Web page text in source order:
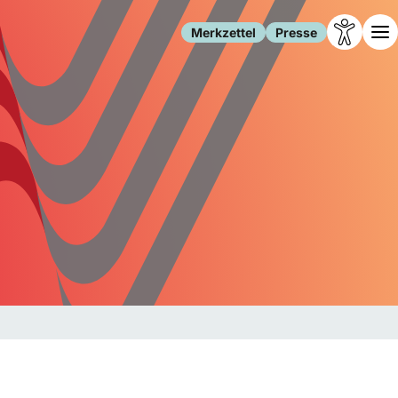
Merkzettel Presse
Leben
Familie
Freizeit
Gesundheit
Internet
Gesellschaft
Forschung
Migration
Polizei